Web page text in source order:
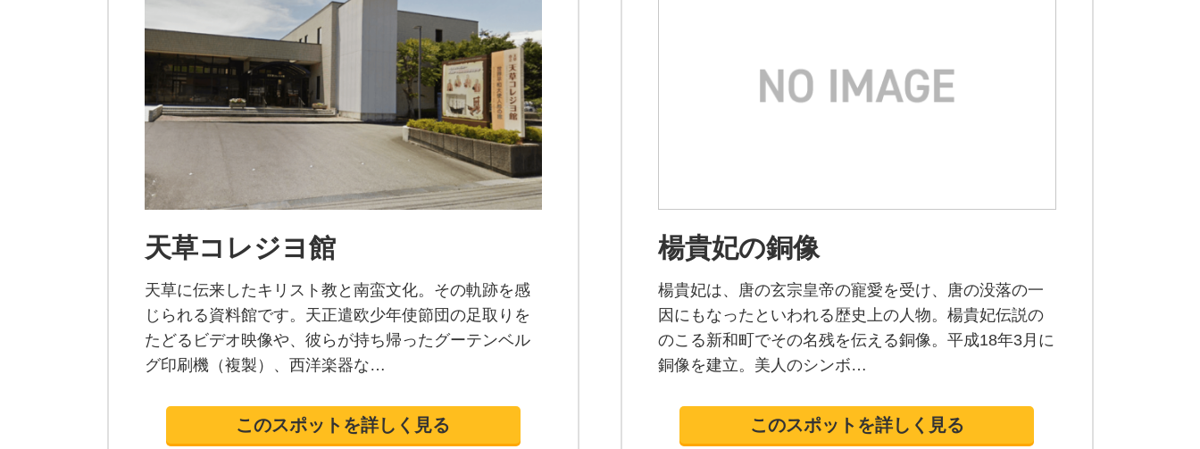
天草コレジヨ館
天草に伝来したキリスト教と南蛮文化。その軌跡を感
じられる資料館です。天正遣欧少年使節団の足取りを
たどるビデオ映像や、彼らが持ち帰ったグーテンベル
グ印刷機（複製）、西洋楽器な…
このスポットを詳しく見る
楊貴妃の銅像
楊貴妃は、唐の玄宗皇帝の寵愛を受け、唐の没落の一
因にもなったといわれる歴史上の人物。楊貴妃伝説の
のこる新和町でその名残を伝える銅像。平成18年3月に
銅像を建立。美人のシンボ…
このスポットを詳しく見る